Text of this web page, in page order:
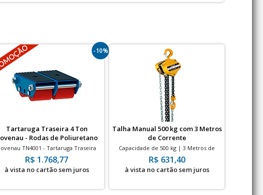
-10%
Tartaruga Traseira 4 Ton
- Rodas de Poliuretano
TN4001 - Tartaruga Traseira
4 Ton - Rodas de Poliuretano
R$ 1.768,77
à vista no cartão sem juros
Talha Manual 500 kg com 3 Metros
de Corrente
Capacidade de 500 kg | 3 Metros de
Corrente
R$ 631,40
à vista no cartão sem juros